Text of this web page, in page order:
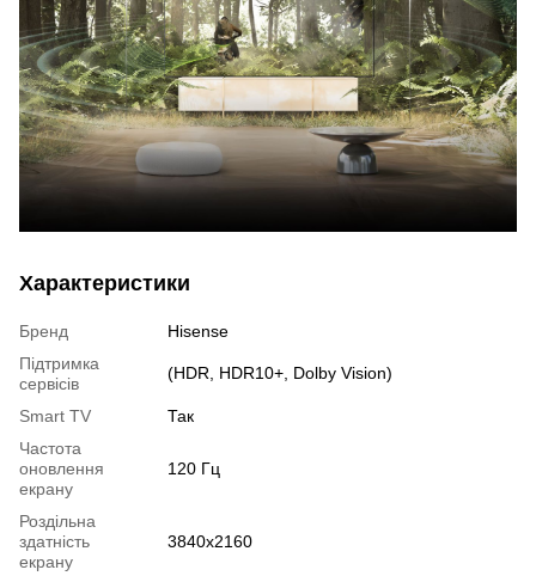
Характеристики
Бренд
Hisense
Підтримка
сервісів
(HDR, HDR10+, Dolby Vision)
Smart TV
Так
Частота
оновлення
екрану
120 Гц
Роздільна
здатність
екрану
3840x2160